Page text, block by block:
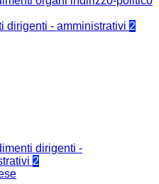
dirigenti - amministrativi 2
dirigenti -
2